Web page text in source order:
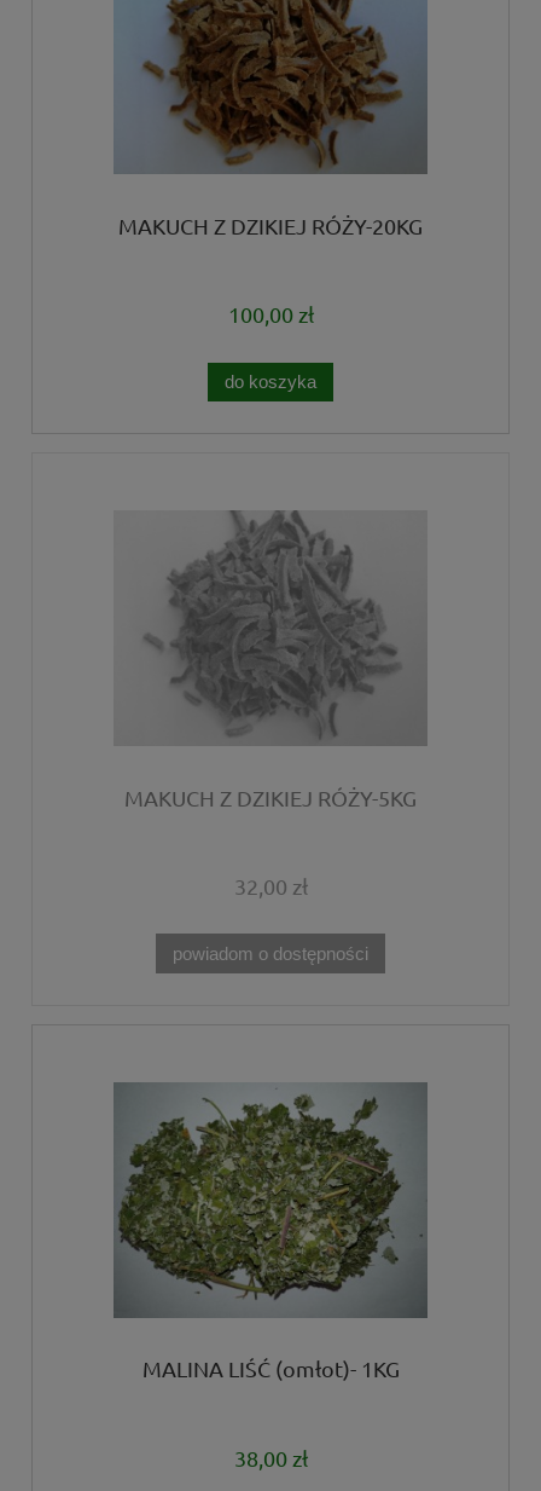
MAKUCH Z DZIKIEJ RÓŻY-20KG
100,00 zł
do koszyka
MAKUCH Z DZIKIEJ RÓŻY-5KG
32,00 zł
powiadom o dostępności
MALINA LIŚĆ (omłot)- 1KG
38,00 zł